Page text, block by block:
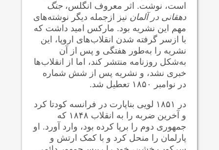
است، نوشت. اثر معروف انگلس،جنگ
دهقانی در آلمان نیز ازجمله دیگر نوشته‌های
مهم این نشریه بود. مارکس امید داشت که
با ازسر گرفته شدن انقلاب‌های اروپا، این
نشریه را به‌طور هفتگی و پس از آن
به‌شکل روزنامه منتشر کند، اما از انقلاب‌ها
خبری نشد، و نشریه پس از شش شماره
در نوامبر ۱۸۵۰ تعطیل شد.
در ۱۸۵۱ لویی بناپارت در فرانسه کودتا کرد
و آخرین ضربه را به انقلاب ۱۸۴۸ که
جمهوری دوم را برپا کرده بود، وارد آورد. او
پارلمان را منحل کرد و با کمک ارتش و